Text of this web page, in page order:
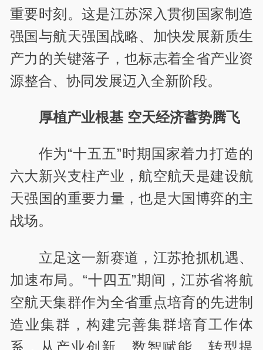
重要时刻。这是江苏深入贯彻国家制造
强国与航天强国战略、加快发展新质生
产力的关键落子，也标志着全省产业资
源整合、协同发展迈入全新阶段。
厚植产业根基 空天经济蓄势腾飞
作为“十五五”时期国家着力打造的
六大新兴支柱产业，航空航天是建设航
天强国的重要力量，也是大国博弈的主
战场。
立足这一新赛道，江苏抢抓机遇、
加速布局。“十四五”期间，江苏省将航
空航天集群作为全省重点培育的先进制
造业集群，构建完善集群培育工作体
系，从产业创新、数智赋能、转型提